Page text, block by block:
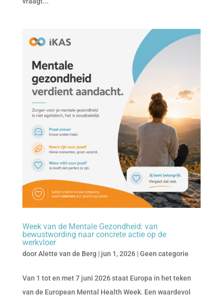
Week van de Mentale Gezondheid: van
bewustwording naar concrete actie op de
werkvloer
doorAlette van de Berg | jun 1, 2026|Geen categorie
Van 1 tot en met 7 juni 2026 staat Europa in het teken
van de European Mental Health Week. Een waardevol